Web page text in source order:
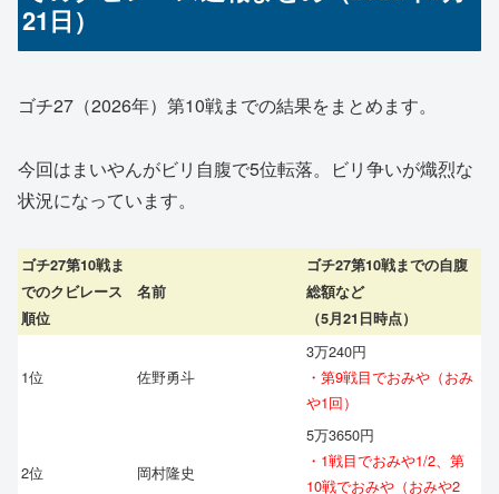
21日）
ゴチ27（2026年）第10戦までの結果をまとめます。
今回はまいやんがビリ自腹で5位転落。ビリ争いが熾烈な
状況になっています。
ゴチ27第10戦ま
でのクビレース
順位
名前
ゴチ27第10戦までの自腹
総額など
（5月21日時点）
1位 佐野勇斗
3万240円
・第9戦目でおみや（おみ
や1回）
2位 岡村隆史
5万3650円
・1戦目でおみや1/2、第
10戦でおみや（おみや2